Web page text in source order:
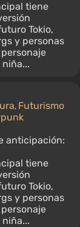
tiene
Tokio,
y personas
, Futurismo
anticipación:
tiene
Tokio,
y personas